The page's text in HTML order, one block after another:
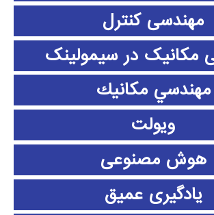
مهندسی کنترل
مکانیک در سیمولینک
مهندسي مكانيك
ویولت
هوش مصنوعی
یادگیری عمیق